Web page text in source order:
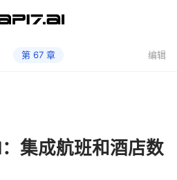
第 67章 编辑
集成航班和酒店数